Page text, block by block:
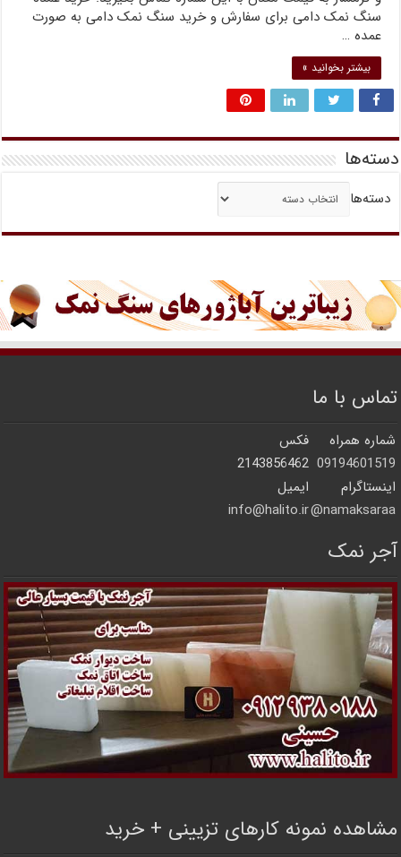
سنگ نمک دامی برای سفارش و خرید سنگ نمک دامی به صورت
عمده …
بیشتر بخوانید »
دسته‌ها
دسته‌ها
تماس با ما
شماره همراه
فکس
09194601519
2143856462
اینستاگرام
ایمیل
namaksaraa@
info@halito.ir
آجر نمک
مشاهده نمونه کارهای تزیینی + خرید